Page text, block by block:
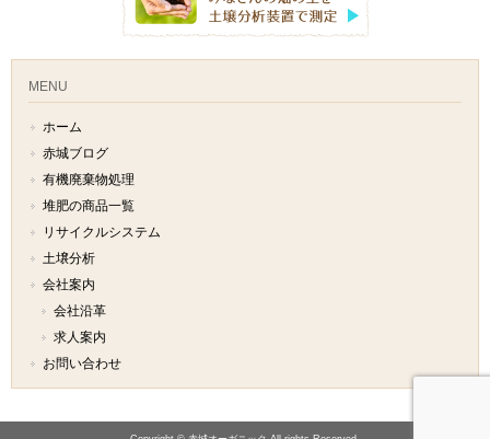
MENU
ホーム
赤城ブログ
有機廃棄物処理
堆肥の商品一覧
リサイクルシステム
土壌分析
会社案内
会社沿革
求人案内
お問い合わせ